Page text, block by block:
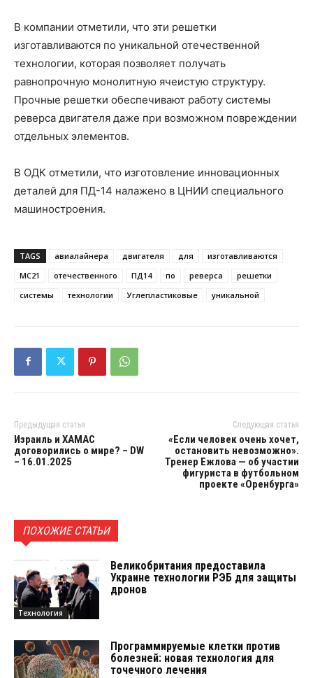
В компании отметили, что эти решетки
изготавливаются по уникальной отечественной
технологии, которая позволяет получать
равнопрочную монолитную ячеистую структуру.
Прочные решетки обеспечивают работу системы
реверса двигателя даже при возможном повреждении
отдельных элементов.
В ОДК отметили, что изготовление инновационных
деталей для ПД-14 налажено в ЦНИИ специального
машиностроения.
TAGS авиалайнера двигателя для
изготавливаются
МС21
отечественного ПД14 по реверса
решетки
системы
технологии Углепластиковые уникальной
Предыдущая статья
Израиль и ХАМАС
договорились о мире? – DW
– 16.01.2025
Следующая статья
«Если человек очень хочет,
остановить невозможно».
Тренер Ежлова — об участии
фигуриста в футбольном
проекте «Оренбурга»
ПОХОЖИЕ СТАТЬИ
Технология
Великобритания предоставила
Украине технологии РЭБ для защиты
дронов
Программируемые клетки против
болезней: новая технология для
точечного лечения